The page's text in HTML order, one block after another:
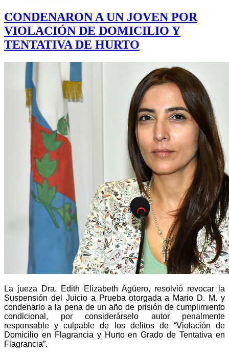
CONDENARON A UN JOVEN POR
VIOLACIÓN DE DOMICILIO Y
TENTATIVA DE HURTO
La jueza Dra. Edith Elizabeth Agüero, resolvió revocar la
Suspensión del Juicio a Prueba otorgada a Mario D. M. y
condenarlo a la pena de un año de prisión de cumplimiento
condicional, por considerárselo autor penalmente
responsable y culpable de los delitos de “Violación de
Domicilio en Flagrancia y Hurto en Grado de Tentativa en
Flagrancia”.